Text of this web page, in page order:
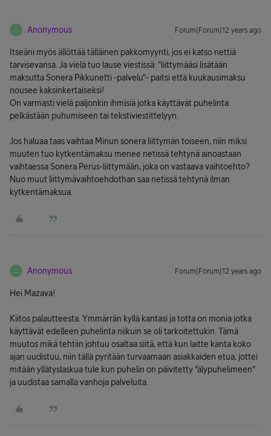
A Anonymous Forum|Forum|12 years ago
Itseäni myös ällöttää tälläinen pakkomyynti, jos ei katso nettiä
tarvisevansa. Ja vielä tuo lause viestissä: "liittymääsi lisätään
maksutta Sonera Pikkunetti -palvelu"- paitsi että kuukausimaksu
nousee kaksinkertaiseksi!
On varmasti vielä paljonkin ihmisiä jotka käyttävät puhelinta
pelkästään puhumiseen tai tekstiviestittelyyn.
Jos haluaa taas vaihtaa Minun sonera liittymän toiseen, niin miksi
muuten tuo kytkentämaksu menee netissä tehtynä ainoastaan
vaihtaessa Sonera Perus-liittymään, joka on vastaava vaihtoehto?
Nuo muut liittymävaihtoehdothan saa netissä tehtynä ilman
kytkentämaksua.
A Anonymous Forum|Forum|12 years ago
Hei Mazava!
Kiitos palautteesta. Ymmärrän kyllä kantasi ja totta on monia jotka
käyttävät edelleen puhelinta niikuin se oli tarkoitettukin. Tämä
muutos mikä tehtiin johtuu osaltaa siitä, että kun laitte kanta koko
ajan uudistuu, niin tällä pyritään turvaamaan asiakkaiden etua, jottei
mitään yllätyslaskua tule kun puhelin on päivitetty "älypuhelimeen"
ja uudistaa samalla vanhoja palveluita.